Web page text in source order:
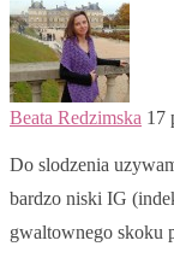
Beata Redzimska 17
Do slodzenia
bardzo niski IG
gwaltownego skoku